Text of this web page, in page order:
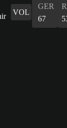
VOL
GER
67